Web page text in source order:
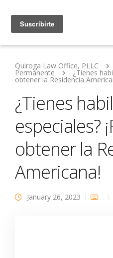
Quiroga Law Office, PLLC
Permanente ¿Tienes
obtener la Residencia
¿Tienes
especiales?
obtener la
Americana!
January 26, 2023